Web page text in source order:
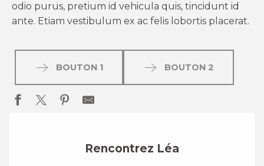
odio purus, pretium id vehicula quis, tincidunt id
ante. Etiam vestibulum ex ac felis lobortis placerat.
BOUTON 1 BOUTON 2
Rencontrez Léa